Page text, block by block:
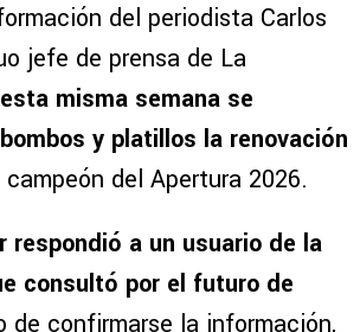
del periodista Carlos
jefe de prensa de La
misma semana se
y platillos la renovación
campeón del Apertura 2026.
respondió a un usuario de la
consultó por el futuro de
de confirmarse la información,